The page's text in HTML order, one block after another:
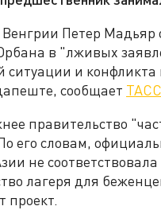
Петер
в "лживых
ситуации и
сообщает ТАСС
правительство
его словам,
не
лагеря для
проект.